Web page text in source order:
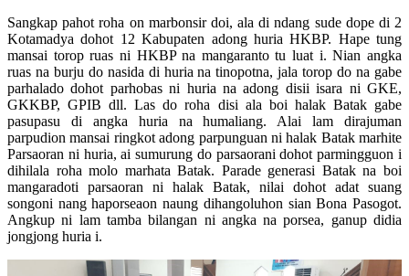
Sangkap pahot roha on marbonsir doi, ala di ndang sude dope di 2
Kotamadya dohot 12 Kabupaten adong huria HKBP. Hape tung
mansai torop ruas ni HKBP na mangaranto tu luat i. Nian angka
ruas na burju do nasida di huria na tinopotna, jala torop do na gabe
parhalado dohot parhobas ni huria na adong disii isara ni GKE,
GKKBP, GPIB dll. Las do roha disi ala boi halak Batak gabe
pasupasu di angka huria na humaliang. Alai lam dirajuman
parpudion mansai ringkot adong parpunguan ni halak Batak marhite
Parsaoran ni huria, ai sumurung do parsaorani dohot parmingguon i
dihilala roha molo marhata Batak. Parade generasi Batak na boi
mangaradoti parsaoran ni halak Batak, nilai dohot adat suang
songoni nang haporseaon naung dihangoluhon sian Bona Pasogot.
Angkup ni lam tamba bilangan ni angka na porsea, ganup didia
jongjong huria i.